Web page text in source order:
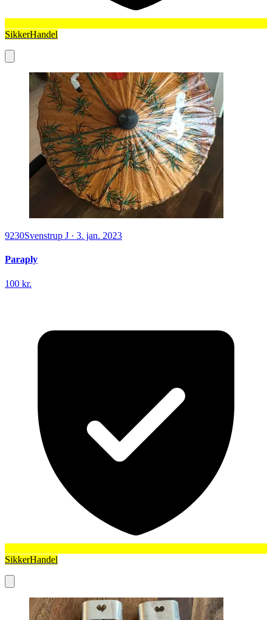
SikkerHandel
9230Svenstrup J · 3. jan. 2023
Paraply
100 kr.
SikkerHandel